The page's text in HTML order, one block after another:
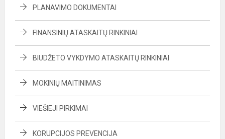
PLANAVIMO DOKUMENTAI
FINANSINIŲ ATASKAITŲ RINKINIAI
BIUDŽETO VYKDYMO ATASKAITŲ RINKINIAI
MOKINIŲ MAITINIMAS
VIEŠIEJI PIRKIMAI
KORUPCIJOS PREVENCIJA